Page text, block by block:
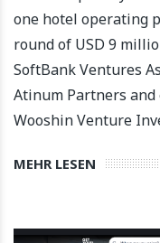
one hotel operating
round of USD 9
SoftBank Ventures
Atinum Partners
Wooshin Venture
MEHR LESEN